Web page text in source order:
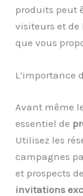
produits peut
visiteurs et de
que vous
L’importance
Avant même
essentiel de
Utilisez les
campagnes
et prospects
invitations